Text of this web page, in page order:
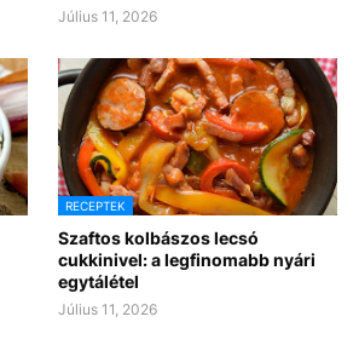
Július 11, 2026
RECEPTEK
Szaftos kolbászos lecsó
cukkinivel: a legfinomabb nyári
egytálétel
Július 11, 2026